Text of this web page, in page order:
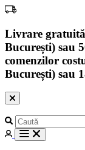
Livrare gratuită
București) sau
comenzilor
București) sau